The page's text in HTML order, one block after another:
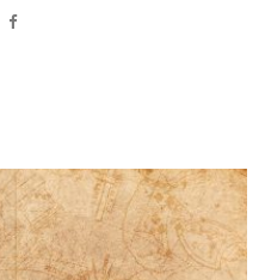
WebsiteFacebook